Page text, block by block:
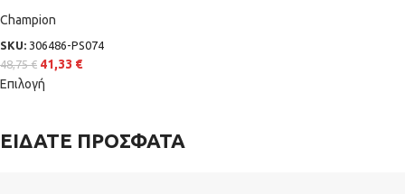
Champion
SKU: 306486-PS074
48,75€ 41,33 €
Επιλογή
ΕΙΔΑΤΕ ΠΡΟΣΦΑΤΑ